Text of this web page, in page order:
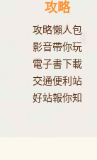
攻略
攻略懶人包
影音帶你玩
電子書下載
交通便利站
好站報你知